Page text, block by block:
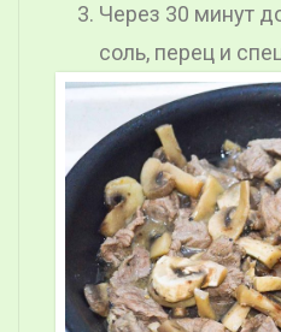
Через 30 минут
соль, перец и